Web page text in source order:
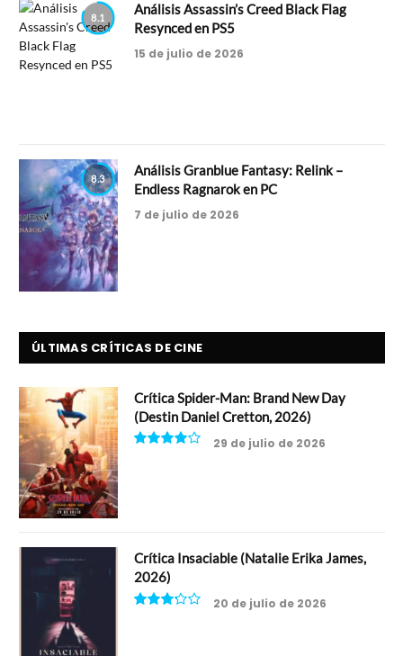
8.1
Análisis Assassin’s Creed Black Flag
Resynced en PS5
15 de julio de 2026
8.3
Análisis Granblue Fantasy: Relink –
Endless Ragnarok en PC
7 de julio de 2026
ÚLTIMAS CRÍTICAS DE CINE
Crítica Spider-Man: Brand New Day
(Destin Daniel Cretton, 2026)
29 de julio de 2026
Crítica Insaciable (Natalie Erika James,
2026)
20 de julio de 2026